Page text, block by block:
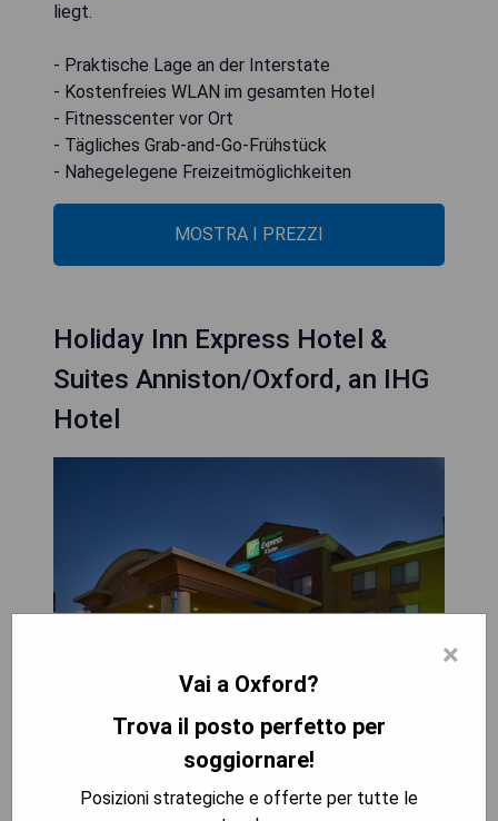
liegt.
- Praktische Lage an der Interstate
- Kostenfreies WLAN im gesamten Hotel
- Fitnesscenter vor Ort
- Tägliches Grab-and-Go-Frühstück
- Nahegelegene Freizeitmöglichkeiten
MOSTRA I PREZZI
Holiday Inn Express Hotel &
Suites Anniston/Oxford, an IHG
Hotel
Das Holiday Inn Express Hotel & Suites
Anniston/Oxford, ein IHG Hotel, befindet sich in
Oxford, Alabama und bietet einen Fitnessbereich
×
Vai a Oxford?
Trova il posto perfetto per
soggiornare!
Posizioni strategiche e offerte per tutte le